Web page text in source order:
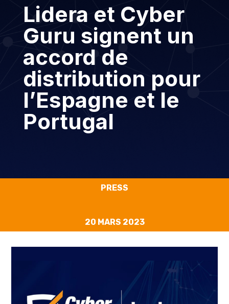
Lidera et Cyber
Guru signent un
accord de
distribution pour
l’Espagne et le
Portugal
PRESS
20 MARS 2023